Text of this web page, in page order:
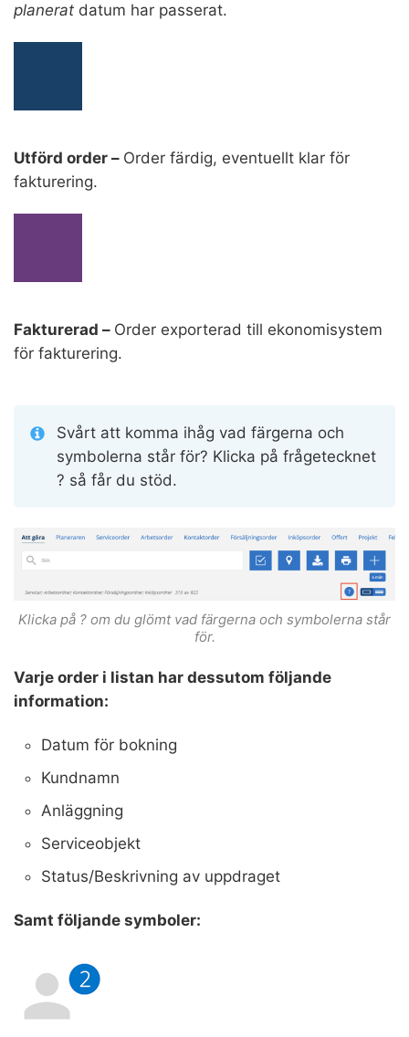
planerat datum har passerat.
Utförd order – Order färdig, eventuellt klar för
fakturering.
Fakturerad – Order exporterad till ekonomisystem
för fakturering.
Svårt att komma ihåg vad färgerna och
symbolerna står för? Klicka på frågetecknet
? så får du stöd.
Klicka på ? om du glömt vad färgerna och symbolerna står
för.
Varje order i listan har dessutom följande
information:
Datum för bokning
Kundnamn
Anläggning
Serviceobjekt
Status/Beskrivning av uppdraget
Samt följande symboler: